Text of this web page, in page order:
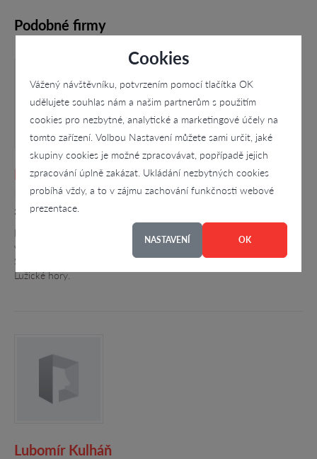
Cookies
Vážený návštěvníku, potvrzením pomocí tlačítka OK
udělujete souhlas nám a našim partnerům s použitím
cookies pro nezbytné, analytické a marketingové účely na
tomto zařízení. Volbou Nastavení můžete sami určit, jaké
skupiny cookies je možné zpracovávat, popřípadě jejich
zpracování úplně zakázat. Ukládání nezbytných cookies
probíhá vždy, a to v zájmu zachování funkčnosti webové
prezentace.
NASTAVENÍ OK
Podobné firmy
PENZION U CEMPŮ, Eva Cempírková
4.3
31, Kunratice - Kunratice
Provozujeme rodinný penzion. Ubytování se nachází ve
významném turistickém centru Národního parku Česko – Saské
Švýcarsko a na rozhraní CHKO Labské pískové, České středohoří a
Lužické hory.
Lubomír Kulháň